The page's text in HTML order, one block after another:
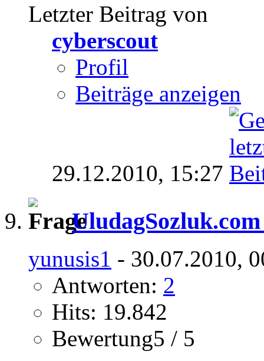
Letzter Beitrag von
cyberscout
Profil
Beiträge anzeigen
29.12.2010, 15:27
yunusis1 - 30.07.2010,
Antworten: 2
Hits: 19.842
Bewertung5 / 5